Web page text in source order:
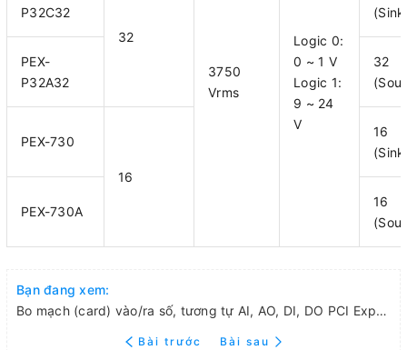
3750
Vrms
Logic 0:
0 ~ 1 V
Logic 1:
9 ~ 24
V
P32C32
32
PEX-
P32A32
32
PEX-730
16
16
PEX-730A
16
Bạn đang xem:
Bo mạch (card) vào/ra số, tương tự AI, AO, DI, DO PCI Express hãng ICP DAS
Bài trước Bài sau